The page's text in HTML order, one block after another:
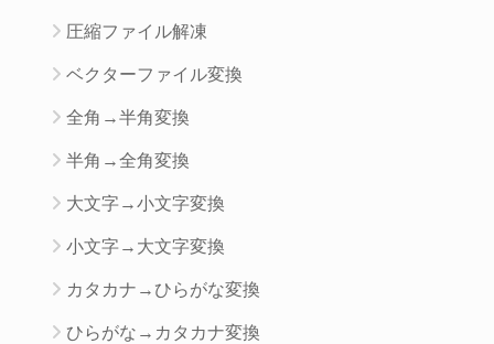
圧縮ファイル解凍
ベクターファイル変換
全角→半角変換
半角→全角変換
大文字→小文字変換
小文字→大文字変換
カタカナ→ひらがな変換
ひらがな→カタカナ変換